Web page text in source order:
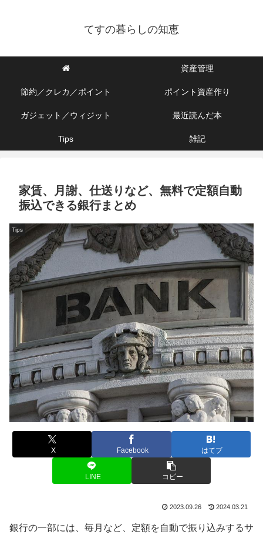
てすの暮らしの知恵
資産管理
節約／クレカ／ポイント ポイント資産作り
ガジェット／ウィジット 最近読んだ本
Tips 雑記
家賃、月謝、仕送りなど、無料で定額自動
振込できる銀行まとめ
Tips
X Facebook はてブ
LINE コピー
2023.09.26 2024.03.21
銀行の一部には、毎月など、定額を自動で振り込みするサ